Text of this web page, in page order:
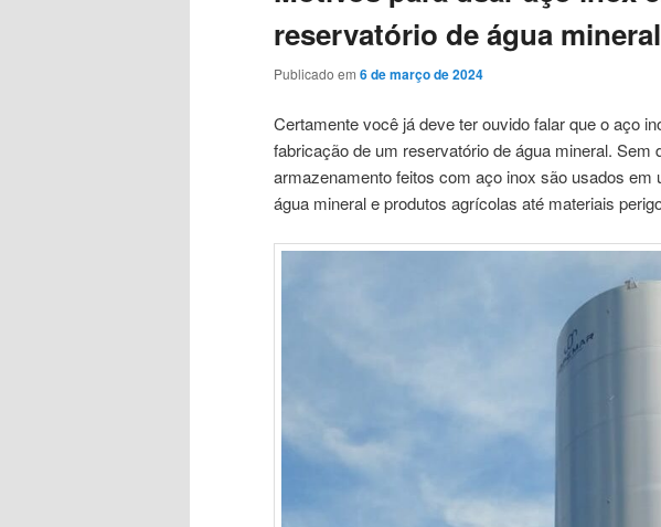
reservatório de água mineral
Publicado em 6 de março de 2024
Certamente você já deve ter ouvido falar que o aço
fabricação de um reservatório de água mineral. Sem
armazenamento feitos com aço inox são usados ​​em
água mineral e produtos agrícolas até materiais